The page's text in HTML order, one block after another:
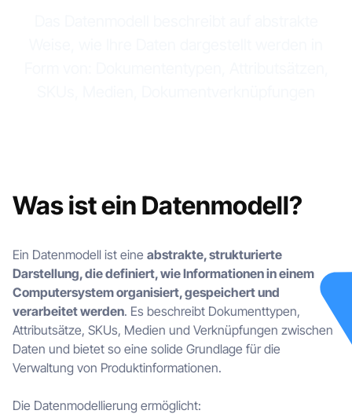
Was ist ein Datenmodell?
Ein Datenmodell ist eine abstrakte, strukturierte
Darstellung, die definiert, wie Informationen in einem
Computersystem organisiert, gespeichert und
verarbeitet werden. Es beschreibt Dokumenttypen,
Attributsätze, SKUs, Medien und Verknüpfungen zwischen
Daten und bietet so eine solide Grundlage für die
Verwaltung von Produktinformationen.
Die Datenmodellierung ermöglicht: